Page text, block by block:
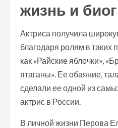
жизнь и
Актриса получила
благодаря ролям в таких
как «Райские яблочки»,
ятаганы». Ее обаяние,
сделали ее одной из
актрис в России.
В личной жизни Перова